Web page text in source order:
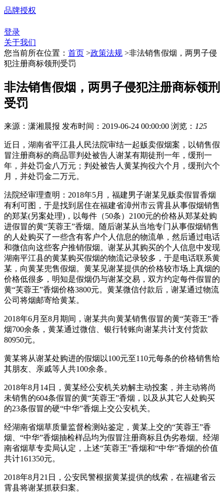
品牌授权
登录
关于我们
您当前所在位置： 首页 >政策法规 >非法销售假烟，两男子侵
犯注册商标领刑受罚
非法销售假烟，两男子侵犯注册商标领刑
受罚
来源：潇湘晨报 发布时间：2019-06-24 00:00:00 浏览： 125
近日，湖南省平江县人民法院审结一起贩卖假烟案，以销售假
冒注册商标的商品罪判处被告人谢某有期徒刑一年，缓刑一
年，并处罚金八万元；判处被告人黄某拘役六个月，缓刑六个
月，并处罚金二万元。
法院经审理查明：2018年5月，福建男子谢某见贩卖假冒香烟
有利可图，于是找到居住在福建省漳州市云霄县从事假烟销售
的郑某(另案处理)，以每件（50条）2100元的价格从郑某处购
进假冒的黄“芙蓉王”香烟。随后谢某从当地专门从事假烟销售
的人处购买了一些含有客户个人信息的物流单，然后通过电话
和微信向这些客户推销假烟。谢某从其购买的个人信息中发现
湖南平江县的黄某购买假烟的物流记录较多，于是电话联系黄
某，向黄某兜售假烟。黄某见谢某提供的价格较市场上真烟的
价格低很多，明知是假烟仍与谢某交易，双方约定每件假冒的
黄“芙蓉王”香烟价格3800元。黄某微信付款后，谢某通过物流
公司将烟邮寄给黄某。
2018年6月至8月期间，谢某共向黄某销售假冒的黄“芙蓉王”香
烟700余条，黄某通过微信、银行转账向谢某共计支付货款
80950元。
黄某将从谢某处购进的假烟以100元至110元每条的价格销售给
其朋友、亲戚等人共100余条。
2018年8月14日，黄某经公安机关劝解主动投案，并主动将尚
未销售的604条假冒的黄“芙蓉王”香烟，以及从其它人处购买
的23条假冒的硬“中华”香烟上交公安机关。
经湖南省烟草质量监督检测站鉴定，黄某上交的“芙蓉王”香
烟、“中华”香烟抽检样品均为假冒注册商标且伪劣卷烟。经湖
南省烟草专卖局认定，上述“芙蓉王”香烟和“中华”香烟的价值
共计161350元。
2018年8月21日，公安民警根据黄某提供的线索，在福建省云
霄县将谢某抓获归案。